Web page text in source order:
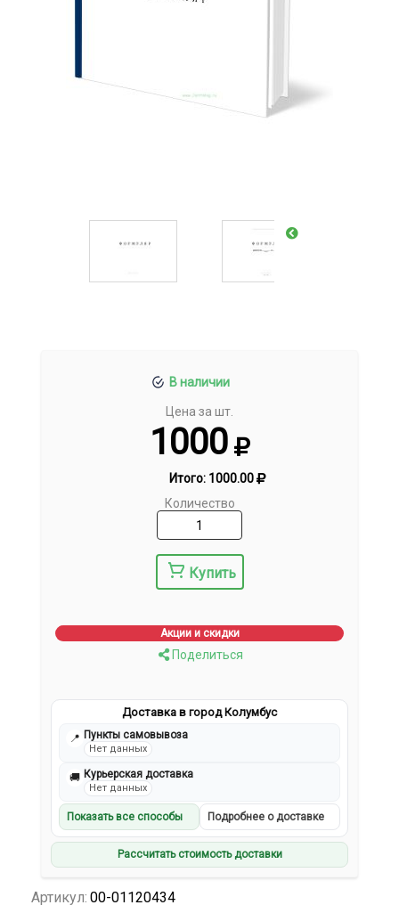
В наличии
Цена за шт.
1000
Итого: 1000.00
Количество
Купить
Акции и скидки
Поделиться
Доставка в город Колумбус
📍 Пункты самовывоза
Нет данных
🚚 Курьерская доставка
Нет данных
Показать все способы Подробнее о доставке
Рассчитать стоимость доставки
Артикул: 00-01120434